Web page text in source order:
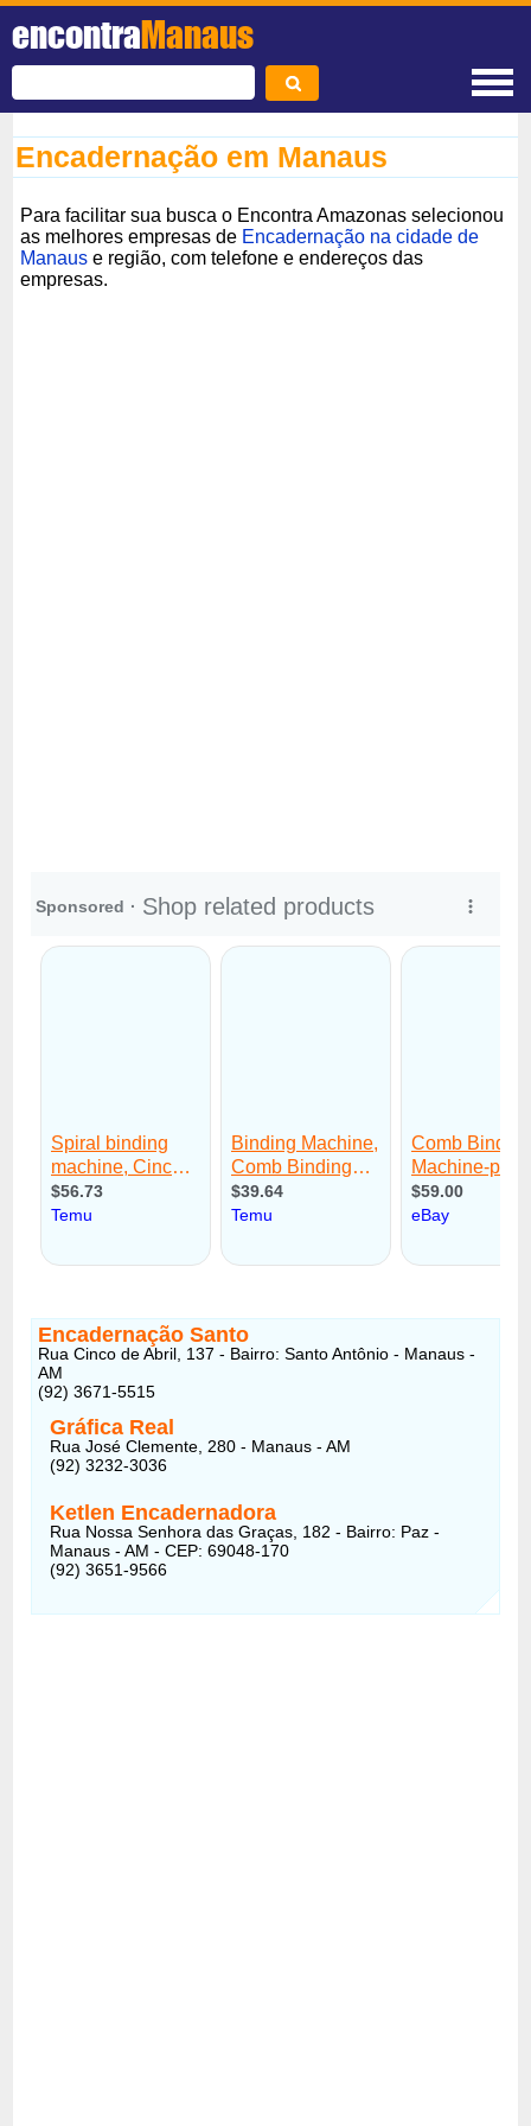
encontraManaus
Encadernação em Manaus
Para facilitar sua busca o Encontra Amazonas selecionou
as melhores empresas de Encadernação na cidade de
Manaus e região, com telefone e endereços das
empresas.
Encadernação Santo
Rua Cinco de Abril, 137 - Bairro: Santo Antônio - Manaus -
AM
(92) 3671-5515
Gráfica Real
Rua José Clemente, 280 - Manaus - AM
(92) 3232-3036
Ketlen Encadernadora
Rua Nossa Senhora das Graças, 182 - Bairro: Paz -
Manaus - AM - CEP: 69048-170
(92) 3651-9566